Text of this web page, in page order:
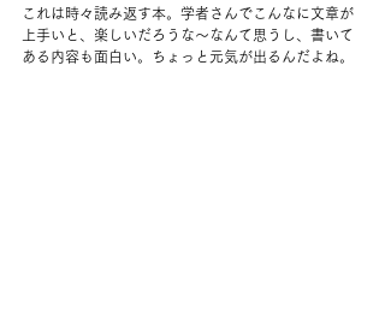
これは時々読み返す本。学者さんでこんなに文章が
上手いと、楽しいだろうな〜なんて思うし、書いて
ある内容も面白い。ちょっと元気が出るんだよね。